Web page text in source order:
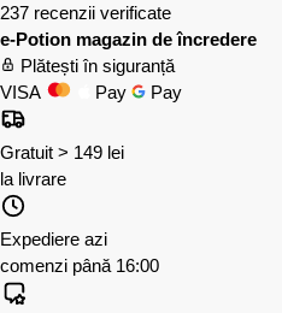
237 recenzii verificate
e-Potion magazin de încredere
Plătești în siguranță
VISA
Pay Pay
Gratuit > 149 lei
la livrare
Expediere azi
comenzi până 16:00